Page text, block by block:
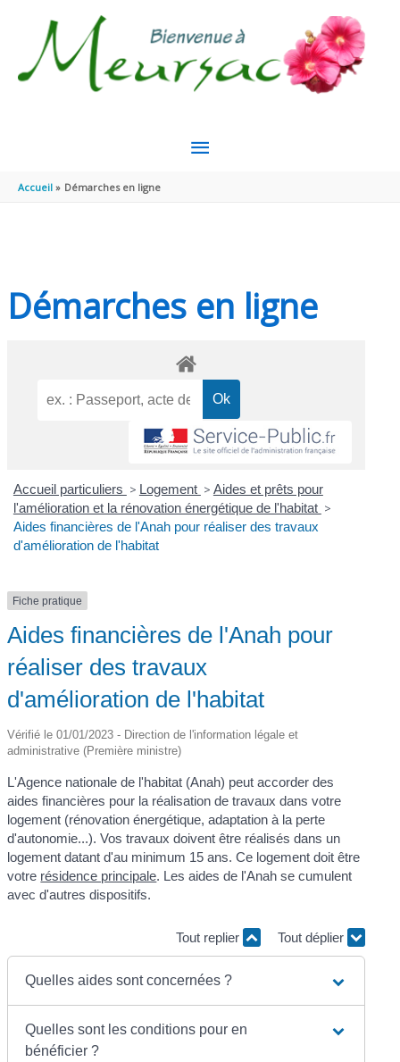
MENU
Accueil Démarches en ligne
Démarches en ligne
Accueil particuliers > Logement > Aides et prêts pour
l'amélioration et la rénovation énergétique de l'habitat >
Aides financières de l'Anah pour réaliser des travaux
d'amélioration de l'habitat
Fiche pratique
Aides financières de l'Anah pour
réaliser des travaux
d'amélioration de l'habitat
Vérifié le 01/01/2023 - Direction de l'information légale et
administrative (Première ministre)
L'Agence nationale de l'habitat (Anah) peut accorder des
aides financières pour la réalisation de travaux dans votre
logement (rénovation énergétique, adaptation à la perte
d'autonomie...). Vos travaux doivent être réalisés dans un
logement datant d'au minimum 15 ans. Ce logement doit être
votre résidence principale. Les aides de l'Anah se cumulent
avec d'autres dispositifs.
Tout replier Tout déplier
Quelles aides sont concernées ?
Quelles sont les conditions pour en
bénéficier ?